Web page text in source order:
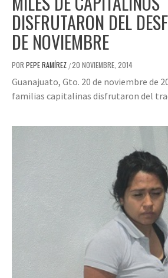
DISFRUTARON DEL
DE NOVIEMBRE
POR PEPE RAMÍREZ /20 NOVIEMBRE, 2014
Guanajuato, Gto. 20 de noviembre de
familias capitalinas disfrutaron del